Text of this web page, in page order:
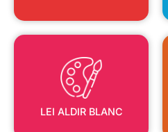
LEI ALDIR BLANC
LEI ALDIR BLANC